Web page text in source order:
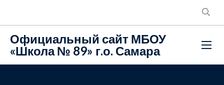
Официальный сайт МБОУ
«Школа № 89» г.о. Самара